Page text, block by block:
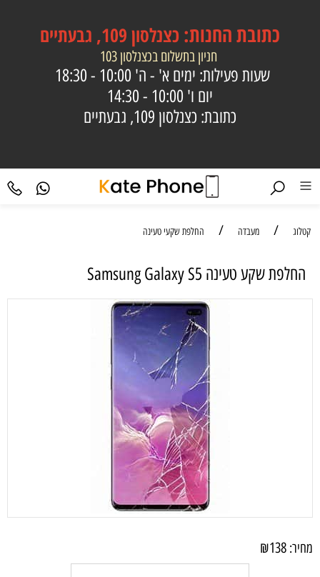
כתובתהחנות: כצנלסון 109, גבעתיים
חניון בתשלום בכצנלסון 103
שעות פעילות: ימים א' - ה' 10:00 - 18:30
יום ו' 10:00 - 14:30
כתובת: כצנלסון 109, גבעתיים
קטלוג / מעבדה / החלפת שקעי טעינה
החלפת שקע טעינה Samsung Galaxy S5
מחיר: ₪138